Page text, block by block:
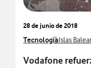
28 de junio de 2018
Ver más notas de
TecnologíaVer más
Islas
Vodafone